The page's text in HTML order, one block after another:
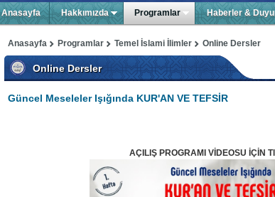
Anasayfa Hakkımızda Programlar Haberler &
Online Dersler
Temel İslami İlimler
Programlar
Anasayfa
Online Dersler
Güncel Meseleler Işığında KUR'AN VE TEFSİR
AÇILIŞ PROGRAMI VİDEOSU İÇİN